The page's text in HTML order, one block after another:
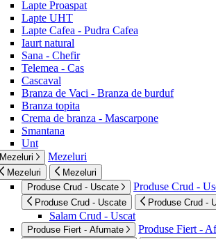
Lapte Proaspat
Lapte UHT
Lapte Cafea - Pudra Cafea
Iaurt natural
Sana - Chefir
Telemea - Cas
Cascaval
Branza de Vaci - Branza de burduf
Branza topita
Crema de branza - Mascarpone
Smantana
Unt
Mezeluri Mezeluri
Mezeluri
Mezeluri
Produse Crud - Uscate
Produse Crud -
Produse Crud - Uscate Produse Crud -
Salam Crud - Uscat
Produse Fiert - Afumate Produse Fiert -